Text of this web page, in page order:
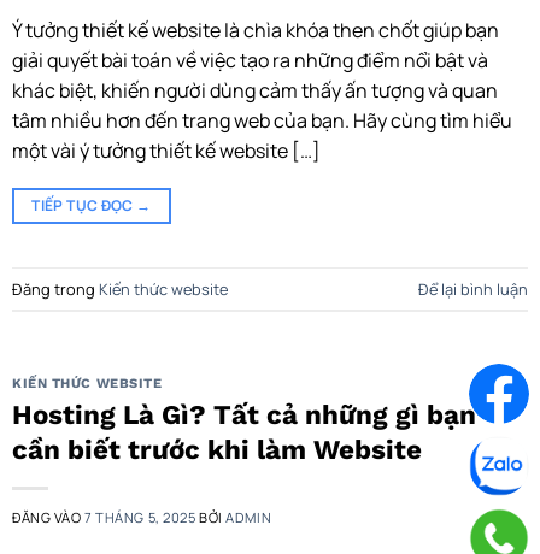
Ý tưởng thiết kế website là chìa khóa then chốt giúp bạn
giải quyết bài toán về việc tạo ra những điểm nổi bật và
khác biệt, khiến người dùng cảm thấy ấn tượng và quan
tâm nhiều hơn đến trang web của bạn. Hãy cùng tìm hiểu
một vài ý tưởng thiết kế website […]
TIẾP TỤC ĐỌC →
Đăng trong Kiến thức website Để lại bình luận
KIẾN THỨC WEBSITE
Hosting Là Gì? Tất cả những gì bạn
cần biết trước khi làm Website
ĐĂNG VÀO7 THÁNG 5, 2025 BỞIADMIN